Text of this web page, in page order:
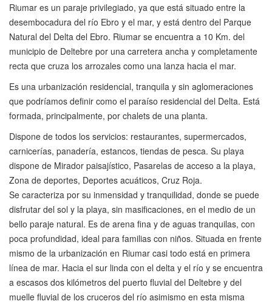
Riumar es un paraje privilegiado, ya que está situado entre la
desembocadura del río Ebro y el mar, y está dentro del Parque
Natural del Delta del Ebro. Riumar se encuentra a 10 Km. del
municipio de Deltebre por una carretera ancha y completamente
recta que cruza los arrozales como una lanza hacia el mar.
Es una urbanización residencial, tranquila y sin aglomeraciones
que podríamos definir como el paraíso residencial del Delta. Está
formada, principalmente, por chalets de una planta.
Dispone de todos los servicios: restaurantes, supermercados,
carnicerías, panadería, estancos, tiendas de pesca. Su playa
dispone de Mirador paisajístico, Pasarelas de acceso a la playa,
Zona de deportes, Deportes acuáticos, Cruz Roja.
Se caracteriza por su inmensidad y tranquilidad, donde se puede
disfrutar del sol y la playa, sin masificaciones, en el medio de un
bello paraje natural. Es de arena fina y de aguas tranquilas, con
poca profundidad, ideal para familias con niños. Situada en frente
mismo de la urbanización en Riumar casi todo está en primera
línea de mar. Hacia el sur linda con el delta y el río y se encuentra
a escasos dos kilómetros del puerto fluvial del Deltebre y del
muelle fluvial de los cruceros del río asimismo en esta misma